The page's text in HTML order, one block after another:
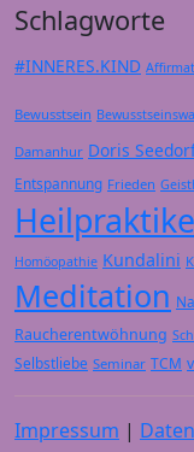
Schlagworte
#INNERES.KIND
Bewusstsein
Damanhur Doris
Entspannung Frieden
Homöopathie Kundalini
Meditation
Raucherentwöhnung
Selbstliebe Seminar TCM
Impressum |